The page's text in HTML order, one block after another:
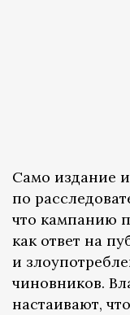
Само издание
по
что кампанию
как ответ на
и
чиновников.
настаивают,